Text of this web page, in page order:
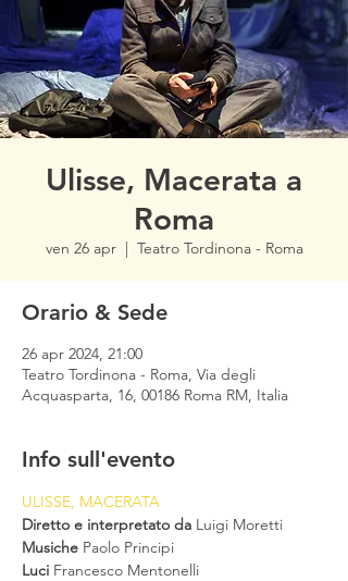
Ulisse, Macerata a
Roma
ven 26 apr
  |
Teatro Tordinona - Roma
Orario & Sede
26 apr 2024, 21:00
Teatro Tordinona - Roma, Via degli
Acquasparta, 16, 00186 Roma RM, Italia
Info sull'evento
ULISSE, MACERATA
Diretto e interpretato da Luigi Moretti
Musiche Paolo Principi
Luci Francesco Mentonelli